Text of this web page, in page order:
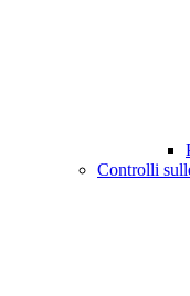
Controlli